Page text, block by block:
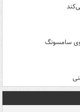
سامسونگ